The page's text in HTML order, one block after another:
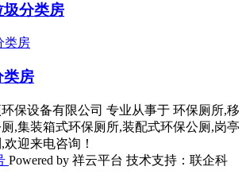
分类房
类房
保设备有限公司 专业从事于 环保厕所,移
,集装箱式环保厕所,装配式环保公厕,岗亭
迎来电咨询！
Powered by 祥云平台 技术支持：联企科